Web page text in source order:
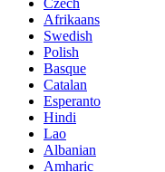
Czech
Afrikaans
Swedish
Polish
Basque
Catalan
Esperanto
Hindi
Lao
Albanian
Amharic